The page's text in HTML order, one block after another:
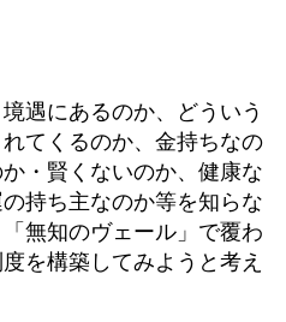
遇にあるのか、どういう
てくるのか、金持ちなの
・賢くないのか、健康な
持ち主なのか等を知らな
無知のヴェール」で覆わ
を構築してみようと考え